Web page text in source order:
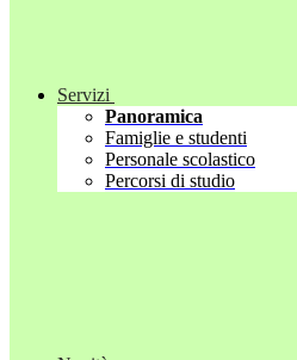
Servizi
Panoramica
Famiglie e studenti
Personale scolastico
Percorsi di studio